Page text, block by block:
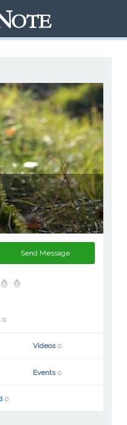
Send Message
0
Videos 0
Events 0
0